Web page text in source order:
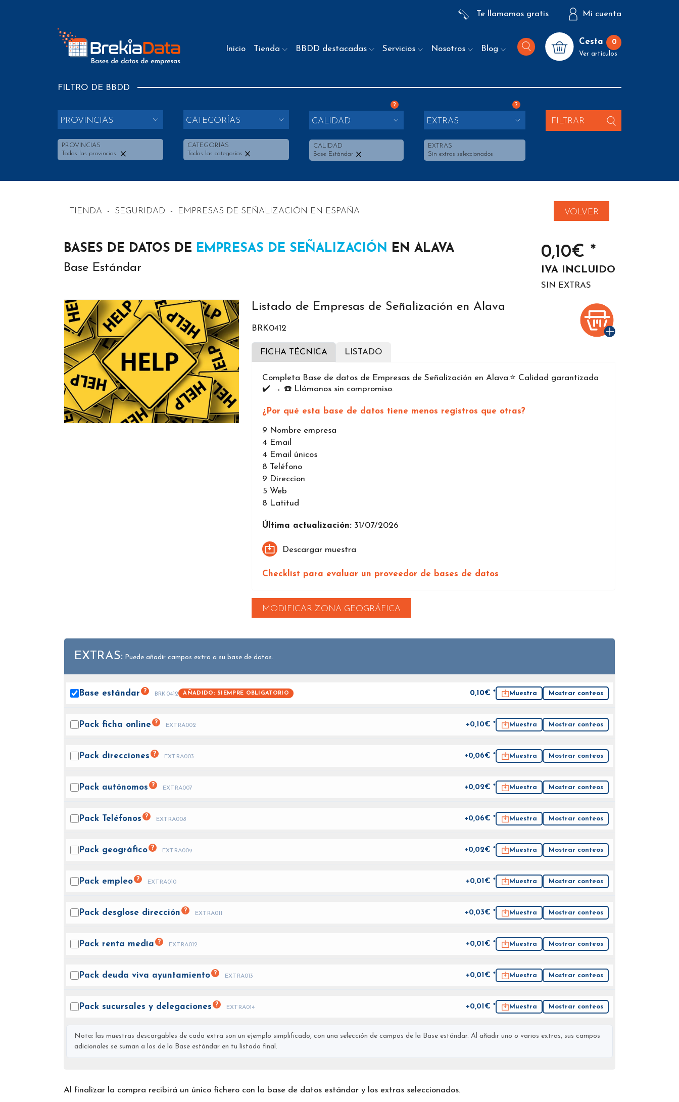
Te llamamos gratis Mi cuenta
Inicio Tienda BBDD destacadas Servicios Nosotros Blog
Cesta 0
Ver artículos
FILTRO DE BBDD
PROVINCIAS
PROVINCIAS
Todas las provincias
CATEGORÍAS
CATEGORÍAS
Todas las categorías
?
CALIDAD
CALIDAD
Base Estándar
?
EXTRAS
EXTRAS
Sin extras seleccionados
FILTRAR
TIENDA - SEGURIDAD - EMPRESAS DE SEÑALIZACIÓN EN ESPAÑA VOLVER
BASES DE DATOS DE EMPRESAS DE SEÑALIZACIÓN EN ALAVA
Base Estándar
0,10€ *
IVA INCLUIDO
SIN EXTRAS
Listado de Empresas de Señalización en Alava
BRK0412
FICHA TÉCNICA LISTADO
Completa Base de datos de Empresas de Señalización en Alava.⭐️ Calidad garantizada
✔️ → ☎️ Llámanos sin compromiso.
¿Por qué esta base de datos tiene menos registros que otras?
9 Nombre empresa
4 Email
4 Email únicos
8 Teléfono
9 Direccion
5 Web
8 Latitud
Última actualización: 31/07/2026
Descargar muestra
Checklist para evaluar un proveedor de bases de datos
MODIFICAR ZONA GEOGRÁFICA
EXTRAS: Puede añadir campos extra a su base de datos.
Base estándar ? BRK0412 AÑADIDO: SIEMPRE OBLIGATORIO 0,10€ * Muestra Mostrar conteos
Pack ficha online ? EXTRA002 +0,10€ * Muestra Mostrar conteos
Pack direcciones ? EXTRA003 +0,06€ * Muestra Mostrar conteos
Pack autónomos ? EXTRA007 +0,02€ * Muestra Mostrar conteos
Pack Teléfonos ? EXTRA008 +0,06€ * Muestra Mostrar conteos
Pack geográfico ? EXTRA009 +0,02€ * Muestra Mostrar conteos
Pack empleo ? EXTRA010 +0,01€ * Muestra Mostrar conteos
Pack desglose dirección ? EXTRA011 +0,03€ * Muestra Mostrar conteos
Pack renta media ? EXTRA012 +0,01€ * Muestra Mostrar conteos
Pack deuda viva ayuntamiento ? EXTRA013 +0,01€ * Muestra Mostrar conteos
Pack sucursales y delegaciones ? EXTRA014 +0,01€ * Muestra Mostrar conteos
Nota: las muestras descargables de cada extra son un ejemplo simplificado, con una selección de campos de la Base estándar. Al añadir uno o varios extras, sus campos
adicionales se suman a los de la Base estándar en tu listado final.
Al finalizar la compra recibirá un único fichero con la base de datos estándar y los extras seleccionados.